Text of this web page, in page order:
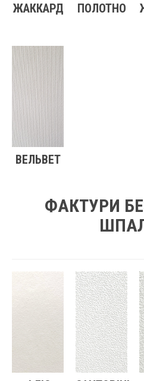
ЖАККАРД ПОЛОТНО
ВЕЛЬВЕТ
ФАКТУРИ